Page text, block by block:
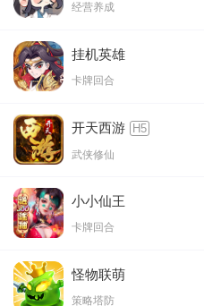
经营养成
挂机英雄
卡牌回合
开天西游 H5
武侠修仙
小小仙王
卡牌回合
怪物联萌
策略塔防